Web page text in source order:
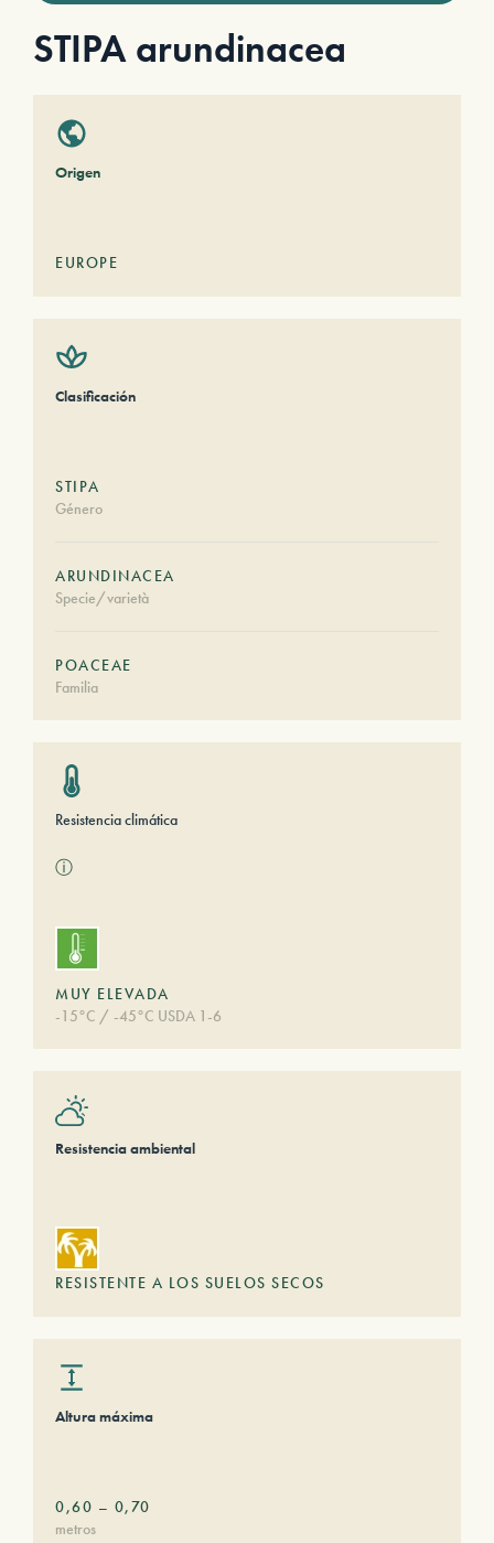
STIPA arundinacea
Origen
EUROPE
Clasificación
STIPA
Género
ARUNDINACEA
Specie/varietà
POACEAE
Familia
Resistencia climática
ⓘ
MUY ELEVADA
-15°C / -45°C USDA 1-6
Resistencia ambiental
RESISTENTE A LOS SUELOS SECOS
Altura máxima
0,60 – 0,70
metros